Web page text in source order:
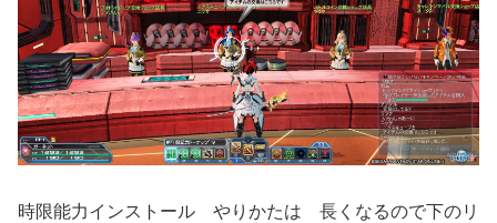
時限能力インストール やりかたは 長くなるので下のリ